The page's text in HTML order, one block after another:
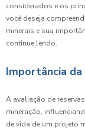
considerados e os
você deseja
minerais e sua
continue lendo.
Importância da
A avaliação de
mineração,
de vida de um projeto